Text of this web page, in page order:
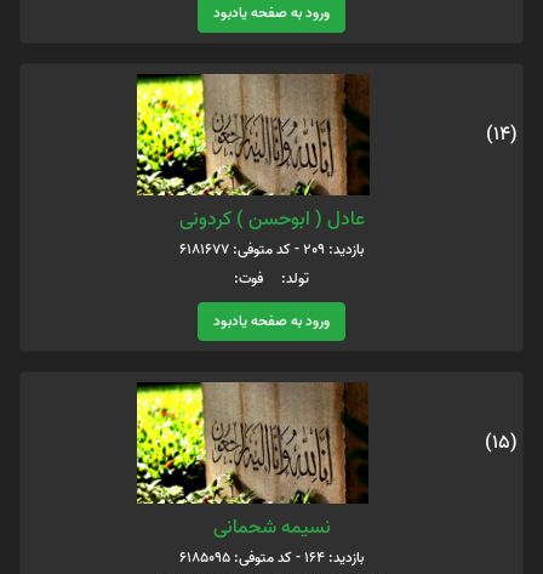
ورود به صفحه یادبود
(14)
عادل ( ابوحسن ) کردونی
بازدید: 209 - کد متوفی: 6181677
تولد: فوت:
ورود به صفحه یادبود
(15)
نسیمه شحمانی
بازدید: 164 - کد متوفی: 6185095